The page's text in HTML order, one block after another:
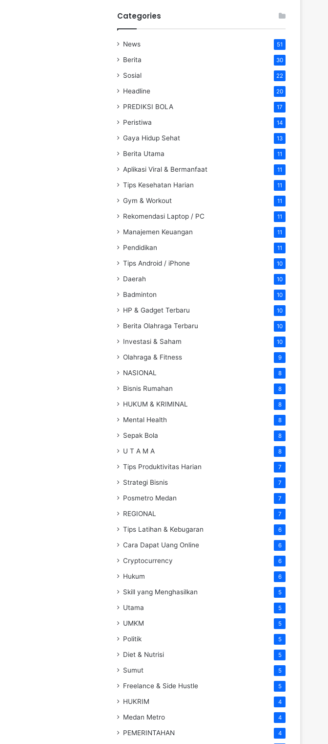
Categories
News 51
Berita 30
Sosial 22
Headline 20
PREDIKSI BOLA 17
Peristiwa 14
Gaya Hidup Sehat 13
Berita Utama 11
Aplikasi Viral & Bermanfaat 11
Tips Kesehatan Harian 11
Gym & Workout 11
Rekomendasi Laptop / PC 11
Manajemen Keuangan 11
Pendidikan 11
Tips Android / iPhone 10
Daerah 10
Badminton 10
HP & Gadget Terbaru 10
Berita Olahraga Terbaru 10
Investasi & Saham 10
Olahraga & Fitness 9
NASIONAL 8
Bisnis Rumahan 8
HUKUM & KRIMINAL 8
Mental Health 8
Sepak Bola 8
U T A M A 8
Tips Produktivitas Harian 7
Strategi Bisnis 7
Posmetro Medan 7
REGIONAL 7
Tips Latihan & Kebugaran 6
Cara Dapat Uang Online 6
Cryptocurrency 6
Hukum 6
Skill yang Menghasilkan 5
Utama 5
UMKM 5
Politik 5
Diet & Nutrisi 5
Sumut 5
Freelance & Side Hustle 5
HUKRIM 4
Medan Metro 4
PEMERINTAHAN 4